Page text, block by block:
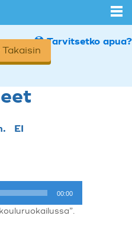
Tarvitsetko apua?
Takaisin
EI
00:00